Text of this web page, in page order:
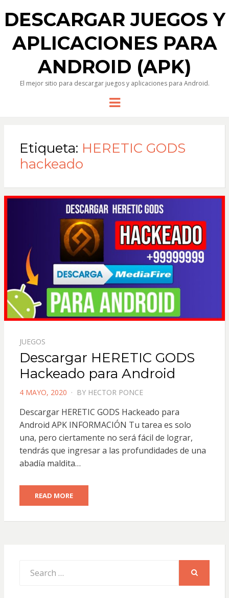
DESCARGAR JUEGOS Y
APLICACIONES PARA
ANDROID (APK)
El mejor sitio para descargar juegos y aplicaciones para Android.
Menu
Etiqueta: HERETIC GODS
hackeado
JUEGOS
Descargar HERETIC GODS
Hackeado para Android
POSTED
4 MAYO, 2020 BY HECTOR PONCE
Descargar HERETIC GODS Hackeado para
Android APK INFORMACIÓN Tu tarea es solo
una, pero ciertamente no será fácil de lograr,
tendrás que ingresar a las profundidades de una
abadía maldita…
READ MORE
for: